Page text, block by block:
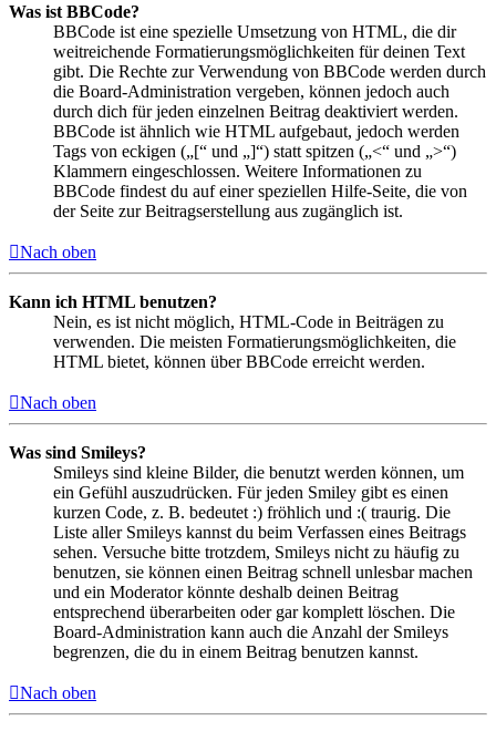
Was ist BBCode?
BBCode ist eine spezielle Umsetzung von HTML, die dir
weitreichende Formatierungsmöglichkeiten für deinen Text
gibt. Die Rechte zur Verwendung von BBCode werden durch
die Board-Administration vergeben, können jedoch auch
durch dich für jeden einzelnen Beitrag deaktiviert werden.
BBCode ist ähnlich wie HTML aufgebaut, jedoch werden
Tags von eckigen („[“ und „]“) statt spitzen („<“ und „>“)
Klammern eingeschlossen. Weitere Informationen zu
BBCode findest du auf einer speziellen Hilfe-Seite, die von
der Seite zur Beitragserstellung aus zugänglich ist.
Nach oben
Kann ich HTML benutzen?
Nein, es ist nicht möglich, HTML-Code in Beiträgen zu
verwenden. Die meisten Formatierungsmöglichkeiten, die
HTML bietet, können über BBCode erreicht werden.
Nach oben
Was sind Smileys?
Smileys sind kleine Bilder, die benutzt werden können, um
ein Gefühl auszudrücken. Für jeden Smiley gibt es einen
kurzen Code, z. B. bedeutet :) fröhlich und :( traurig. Die
Liste aller Smileys kannst du beim Verfassen eines Beitrags
sehen. Versuche bitte trotzdem, Smileys nicht zu häufig zu
benutzen, sie können einen Beitrag schnell unlesbar machen
und ein Moderator könnte deshalb deinen Beitrag
entsprechend überarbeiten oder gar komplett löschen. Die
Board-Administration kann auch die Anzahl der Smileys
begrenzen, die du in einem Beitrag benutzen kannst.
Nach oben